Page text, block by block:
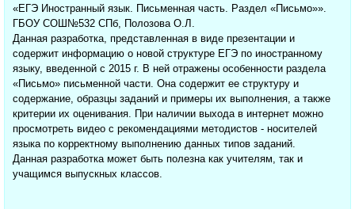
«ЕГЭ Иностранный язык. Письменная часть. Раздел «Письмо»».
ГБОУ СОШ№532 СПб, Полозова О.Л.
Данная разработка, представленная в виде презентации и
содержит информацию о новой структуре ЕГЭ по иностранному
языку, введенной с 2015 г. В ней отражены особенности раздела
«Письмо» письменной части. Она содержит ее структуру и
содержание, образцы заданий и примеры их выполнения, а также
критерии их оценивания. При наличии выхода в интернет можно
просмотреть видео с рекомендациями методистов - носителей
языка по корректному выполнению данных типов заданий.
Данная разработка может быть полезна как учителям, так и
учащимся выпускных классов.